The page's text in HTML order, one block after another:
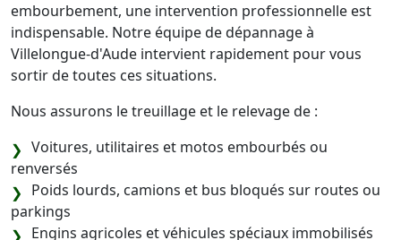
embourbement, une intervention professionnelle est
indispensable. Notre équipe de dépannage à
Villelongue-d'Aude intervient rapidement pour vous
sortir de toutes ces situations.
Nous assurons le treuillage et le relevage de :
Voitures, utilitaires et motos embourbés ou
renversés
Poids lourds, camions et bus bloqués sur routes ou
parkings
Engins agricoles et véhicules spéciaux immobilisés